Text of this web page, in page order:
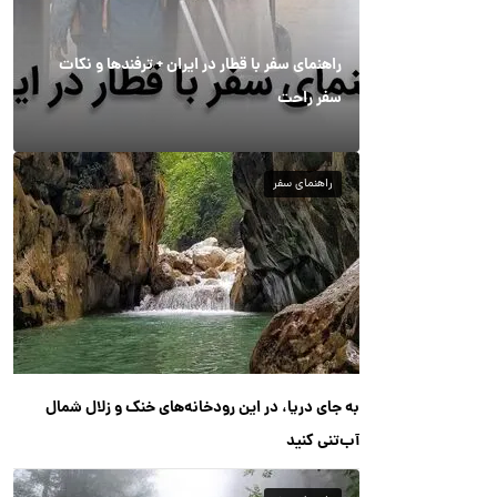
راهنمای سفر با قطار در ایران + ترفندها و نکات
سفر راحت
راهنمای سفر
به جای دریا، در این رودخانه‌های خنک و زلال شمال
آب‌تنی کنید